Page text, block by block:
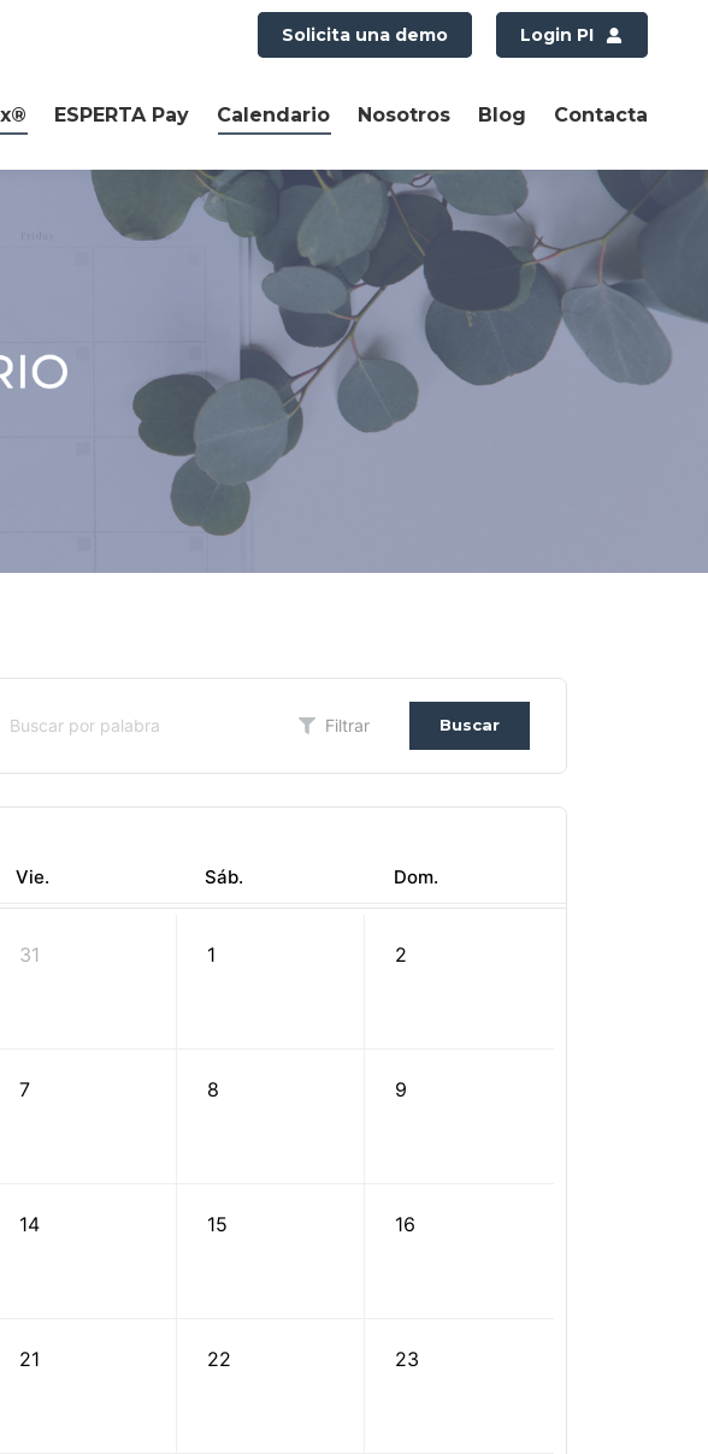
Solicita una demo Login PI
ESPERTA Pay Calendario Nosotros Blog Contacta
Filtrar Buscar
Vie. Sáb. Dom.
31 1 2
7 8 9
14 15 16
21 22 23